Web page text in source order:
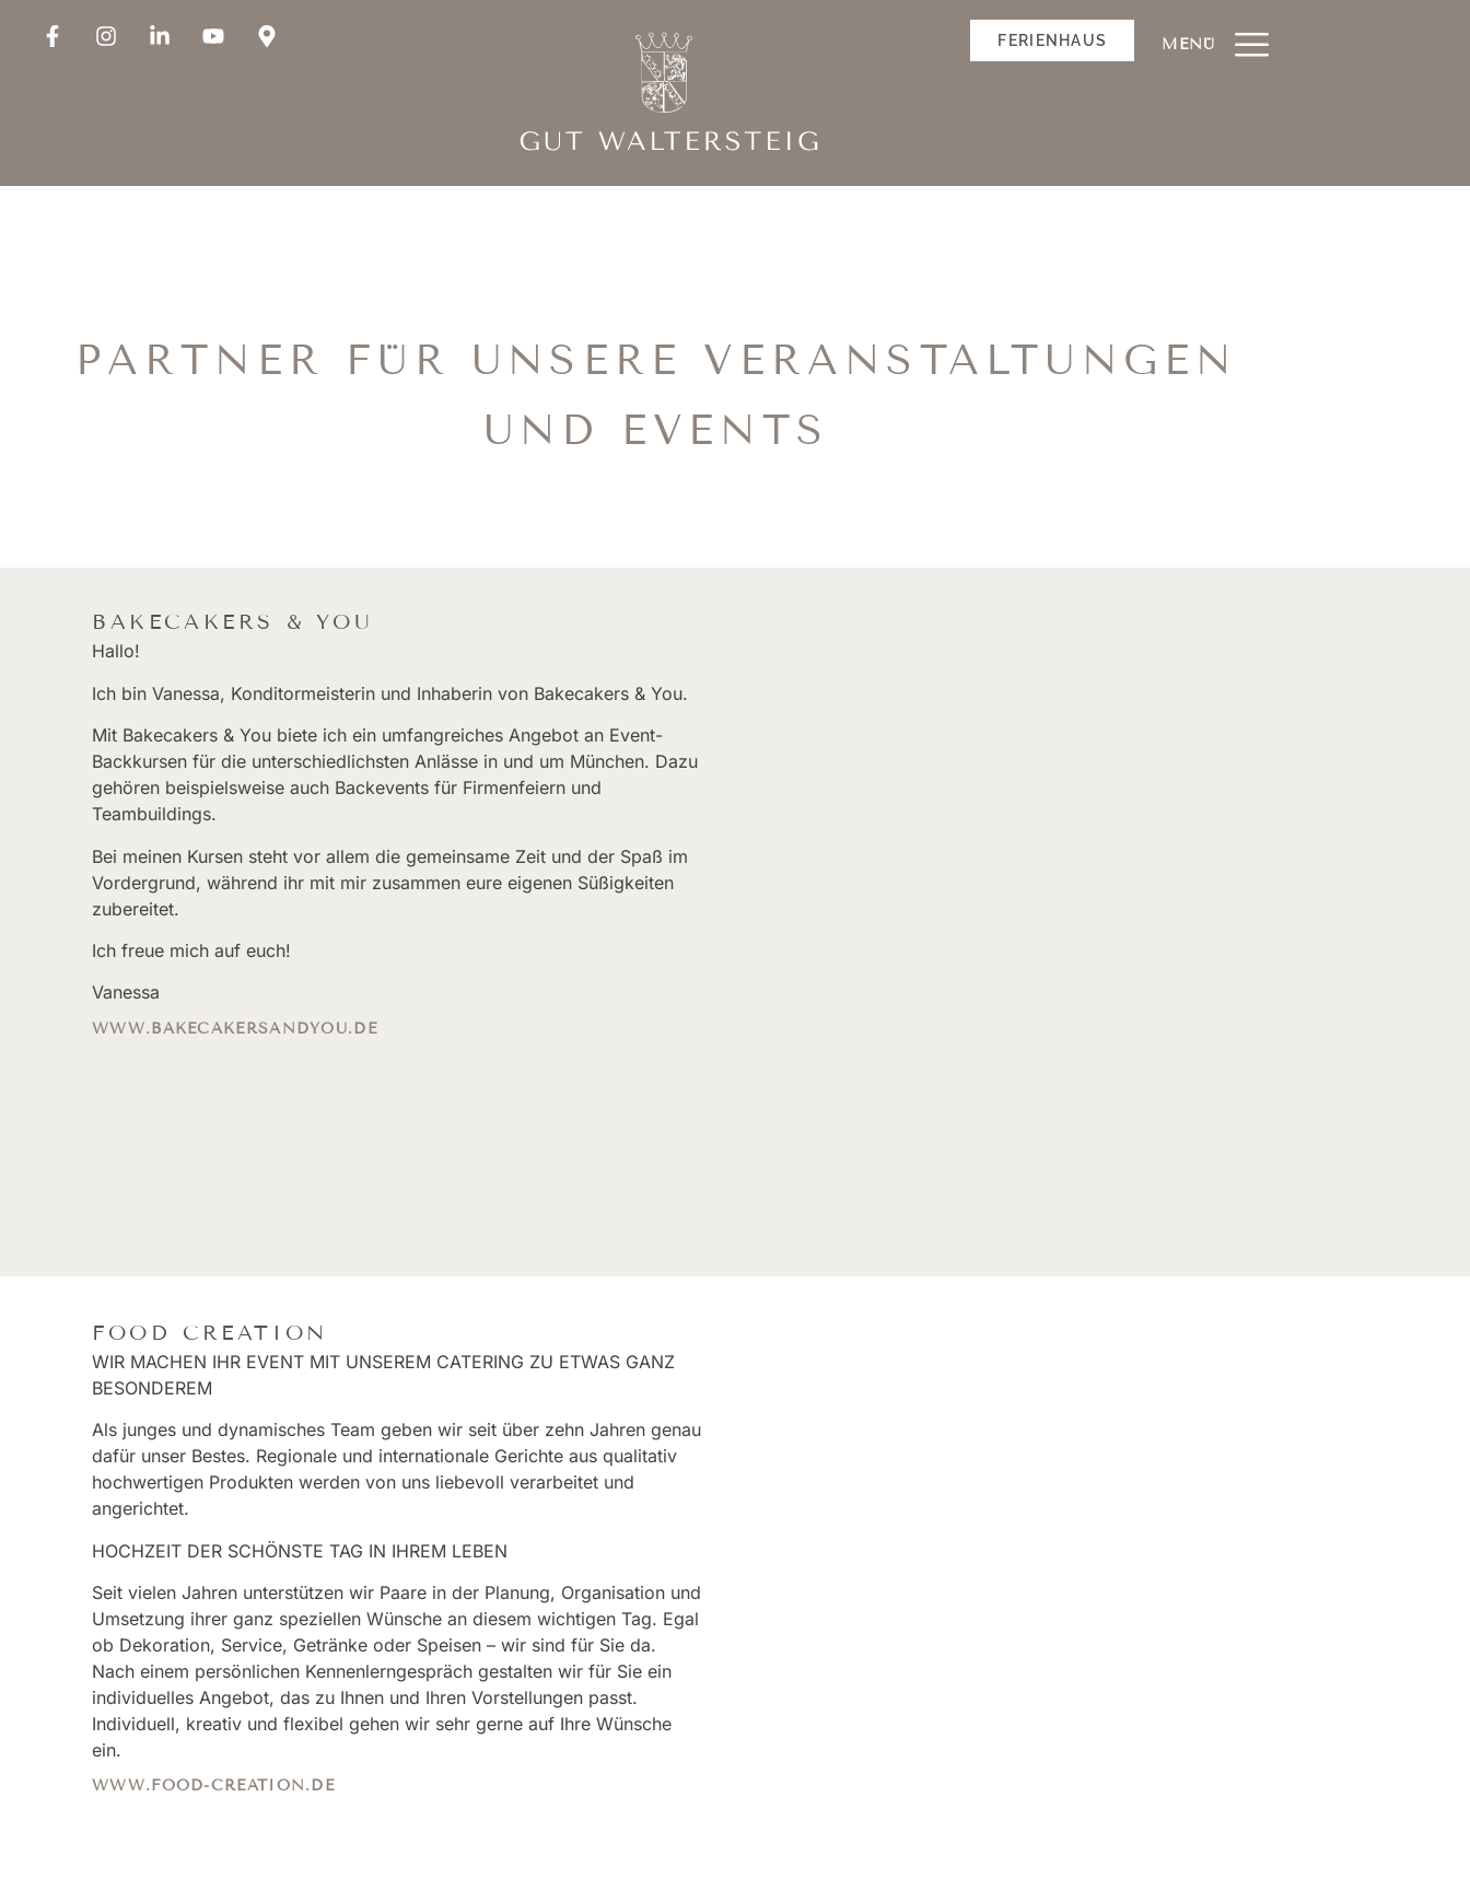
FERIENHAUS MENÜ
PARTNER FÜR UNSERE VERANSTALTUNGEN
UND EVENTS
BAKECAKERS & YOU
Hallo!
Ich bin Vanessa, Konditormeisterin und Inhaberin von Bakecakers & You.
Mit Bakecakers & You biete ich ein umfangreiches Angebot an Event-
Backkursen für die unterschiedlichsten Anlässe in und um München. Dazu
gehören beispielsweise auch Backevents für Firmenfeiern und
Teambuildings.
Bei meinen Kursen steht vor allem die gemeinsame Zeit und der Spaß im
Vordergrund, während ihr mit mir zusammen eure eigenen Süßigkeiten
zubereitet.
Ich freue mich auf euch!
Vanessa
WWW.BAKECAKERSANDYOU.DE
FOOD CREATION
WIR MACHEN IHR EVENT MIT UNSEREM CATERING ZU ETWAS GANZ
BESONDEREM
Als junges und dynamisches Team geben wir seit über zehn Jahren genau
dafür unser Bestes. Regionale und internationale Gerichte aus qualitativ
hochwertigen Produkten werden von uns liebevoll verarbeitet und
angerichtet.
HOCHZEIT DER SCHÖNSTE TAG IN IHREM LEBEN
Seit vielen Jahren unterstützen wir Paare in der Planung, Organisation und
Umsetzung ihrer ganz speziellen Wünsche an diesem wichtigen Tag. Egal
ob Dekoration, Service, Getränke oder Speisen – wir sind für Sie da.
Nach einem persönlichen Kennenlerngespräch gestalten wir für Sie ein
individuelles Angebot, das zu Ihnen und Ihren Vorstellungen passt.
Individuell, kreativ und flexibel gehen wir sehr gerne auf Ihre Wünsche
ein.
WWW.FOOD-CREATION.DE